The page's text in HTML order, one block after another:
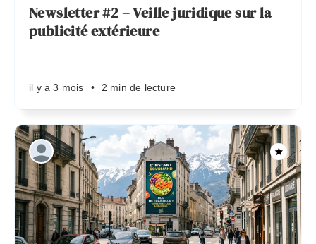
Newsletter #2 – Veille juridique sur la
publicité extérieure
il y a 3 mois • 2 min de lecture